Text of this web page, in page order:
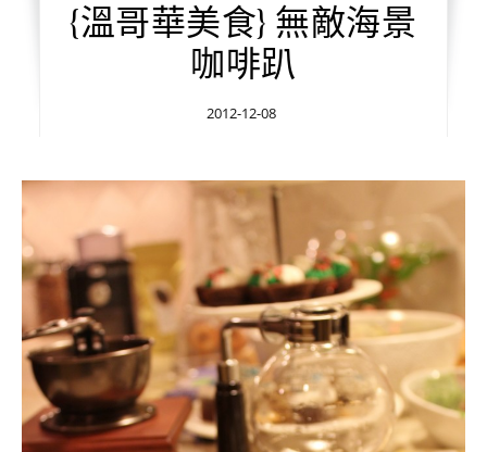
{溫哥華美食} 無敵海景
咖啡趴
2012-12-08